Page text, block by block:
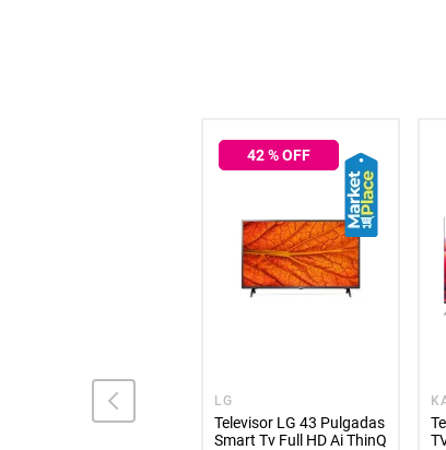
Led SAMSUNG
42% OFF
LG
Televisor LG 43 Pulgadas
Smart Tv Full HD Ai ThinQ